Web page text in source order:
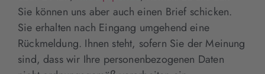
Sie können uns aber auch einen Brief schicken.
Sie erhalten nach Eingang umgehend eine
Rückmeldung. Ihnen steht, sofern Sie der Meinung
sind, dass wir Ihre personenbezogenen Daten